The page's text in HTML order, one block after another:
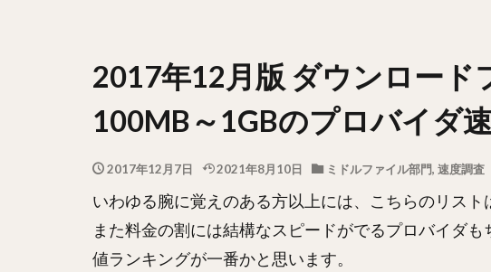
2017年12月版 ダウンロード
100MB～1GBのプロバイダ
2017年12月7日 2021年8月10日 ミドルファイル部門, 速度調査
いわゆる腕に覚えのある方以上には、こちらのリスト
また料金の割には結構なスピードがでるプロバイダ
値ランキングが一番かと思います。